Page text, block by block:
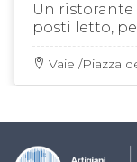
Un ristorante
posti letto,
Vaie /